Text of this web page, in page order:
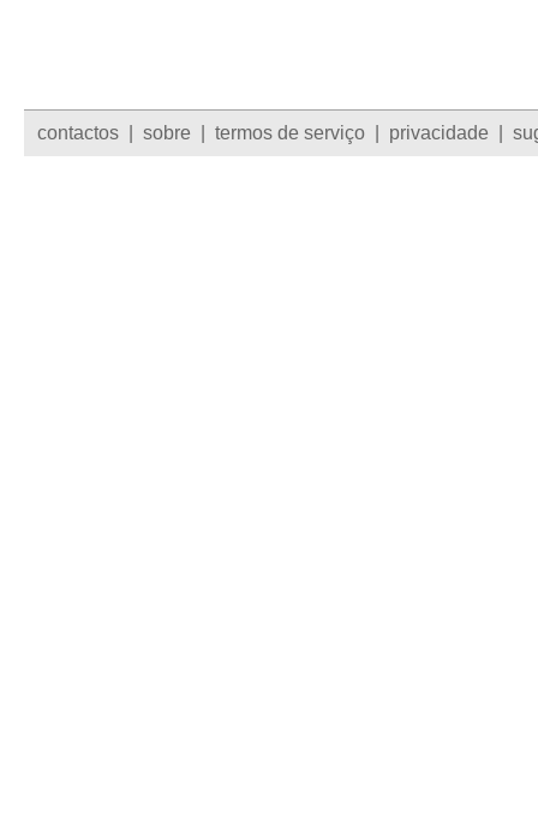
contactos sobre termos de serviço privacidade